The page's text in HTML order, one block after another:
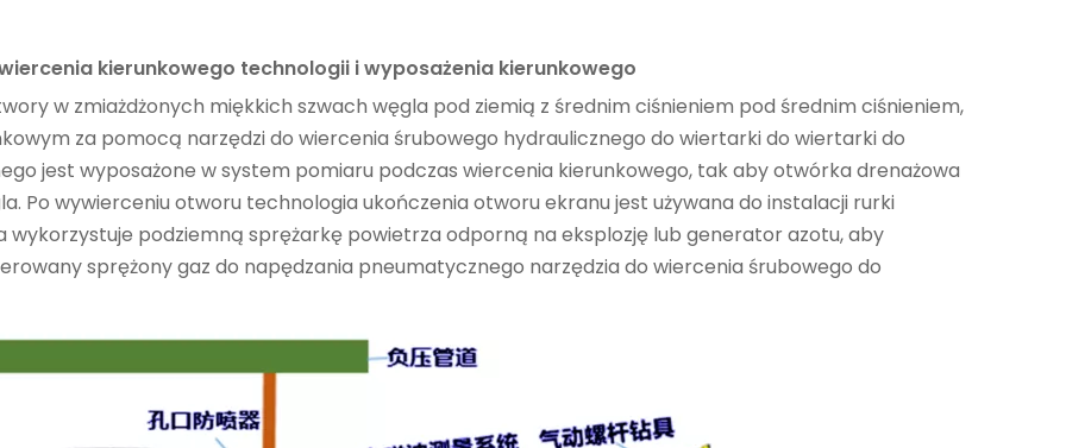
kierunkowego technologii i wyposażenia kierunkowego
w zmiażdżonych miękkich szwach węgla pod ziemią z średnim ciśnieniem pod średnim ciśnieniem,
za pomocą narzędzi do wiercenia śrubowego hydraulicznego do wiertarki do wiertarki do
jest wyposażone w system pomiaru podczas wiercenia kierunkowego, tak aby otwórka drenażowa
Po wywierceniu otworu technologia ukończenia otworu ekranu jest używana do instalacji rurki
wykorzystuje podziemną sprężarkę powietrza odporną na eksplozję lub generator azotu, aby
sprężony gaz do napędzania pneumatycznego narzędzia do wiercenia śrubowego do